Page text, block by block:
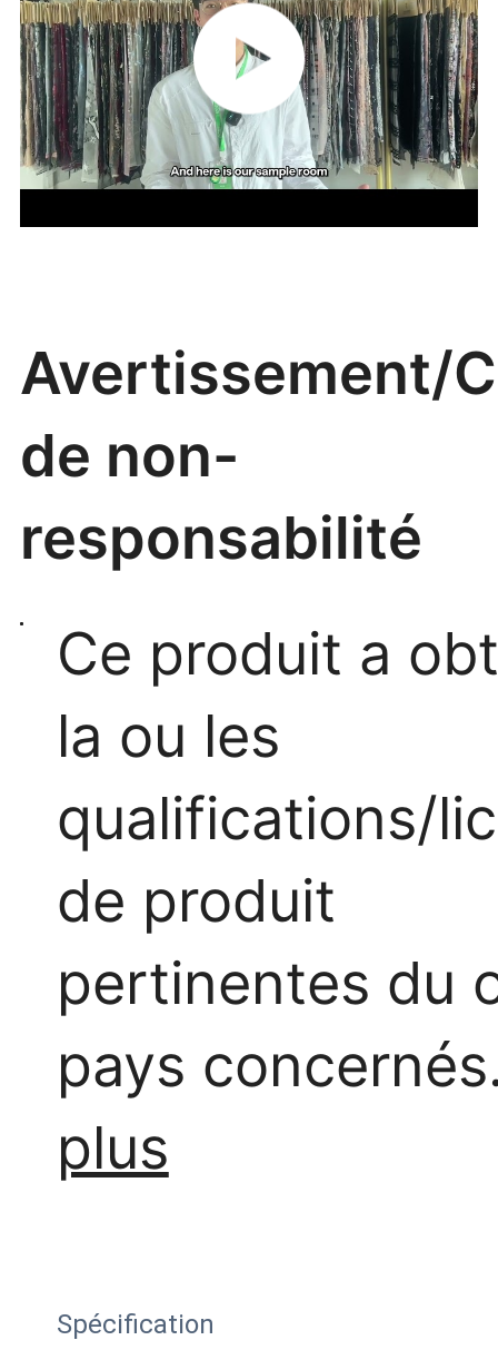
Avertissement/
de non-
responsabilité
Ce produit a
la ou les
qualifications/
de produit
pertinentes du
pays
plus
Spécification